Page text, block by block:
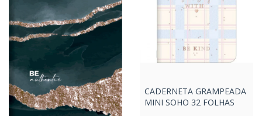
CADERNETA GRAMPEADA
MINI SOHO 32 FOLHAS